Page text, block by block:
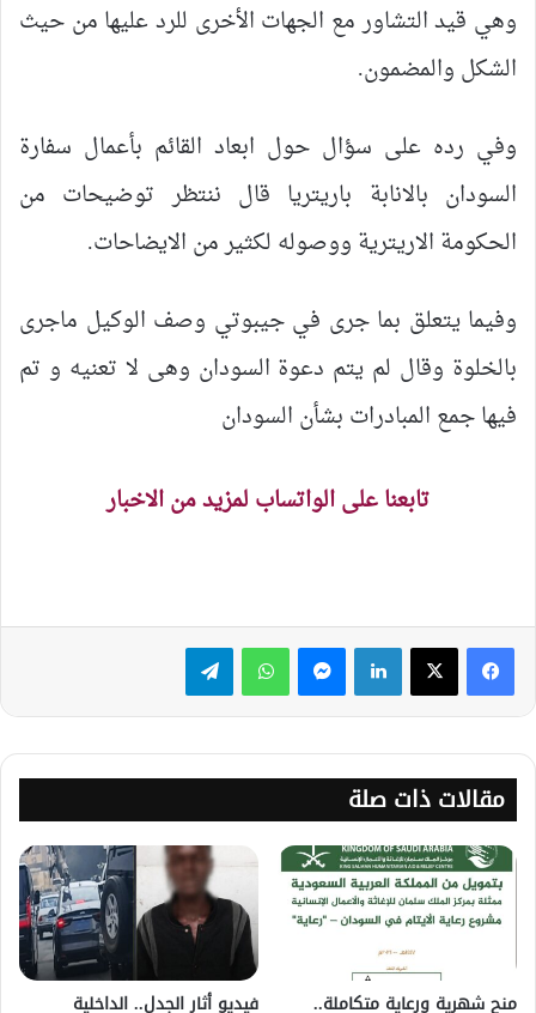
وهي قيد التشاور مع الجهات الأخرى للرد عليها من حيث
الشكل والمضمون.
وفي رده على سؤال حول ابعاد القائم بأعمال سفارة
السودان بالانابة باريتريا قال ننتظر توضيحات من
الحكومة الاريترية ووصوله لكثير من الايضاحات.
وفيما يتعلق بما جرى في جيبوتي وصف الوكيل ماجرى
بالخلوة وقال لم يتم دعوة السودان وهى لا تعنيه و تم
فيها جمع المبادرات بشأن السودان
تابعنا على الواتساب لمزيد من الاخبار
لينكدإن ماسنجر واتساب تيلقرام
مقالات ذات صلة
منح شهرية ورعاية متكاملة.. فيديو أثار الجدل.. الداخلية